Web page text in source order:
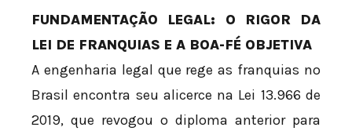
FUNDAMENTAÇÃO LEGAL: O RIGOR DA
LEI DE FRANQUIAS E A BOA-FÉ OBJETIVA
A engenharia legal que rege as franquias no
Brasil encontra seu alicerce na Lei 13.966 de
2019, que revogou o diploma anterior para